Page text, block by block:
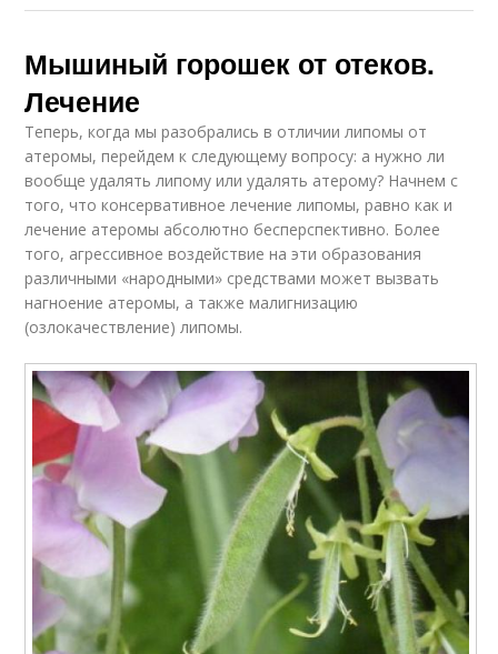
Мышиный горошек от отеков.
Лечение
Теперь, когда мы разобрались в отличии липомы от
атеромы, перейдем к следующему вопросу: а нужно ли
вообще удалять липому или удалять атерому? Начнем с
того, что консервативное лечение липомы, равно как и
лечение атеромы абсолютно бесперспективно. Более
того, агрессивное воздействие на эти образования
различными «народными» средствами может вызвать
нагноение атеромы, а также малигнизацию
(озлокачествление) липомы.